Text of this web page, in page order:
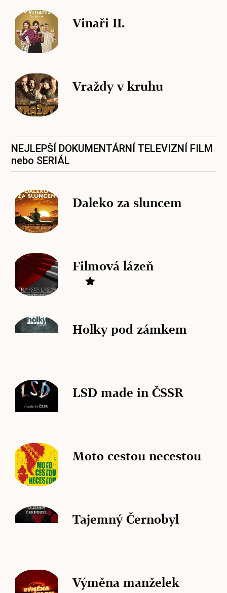
Vinaři II.
Vraždy v kruhu
NEJLEPŠÍ DOKUMENTÁRNÍ TELEVIZNÍ FILM
nebo SERIÁL
Daleko za sluncem
Filmová lázeň
Holky pod zámkem
LSD made in ČSSR
Moto cestou necestou
Tajemný Černobyl
Výměna manželek